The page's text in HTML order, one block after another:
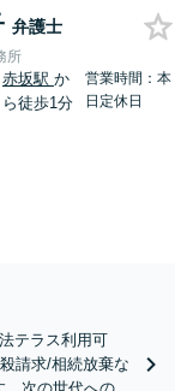
弁護士
所
赤坂駅 か
ら徒歩1分
営業時間：本
日定休日
テラス利用可
請求/相続放棄な